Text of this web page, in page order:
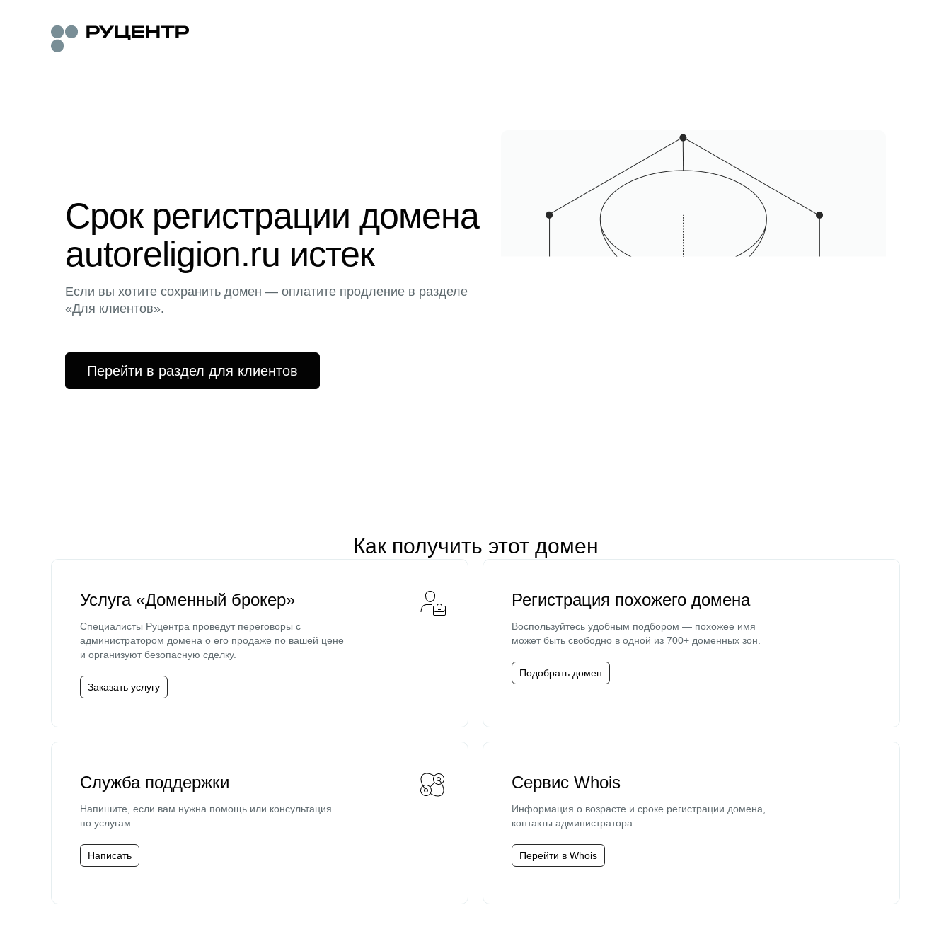
Срок регистрации домена
autoreligion.ru истек
Если вы хотите сохранить домен — оплатите продление в разделе
«Для клиентов».
Перейти в раздел для клиентов
Как получить этот домен
Услуга «Доменный брокер»
Специалисты Руцентра проведут переговоры с
администратором домена о его продаже по вашей цене
и организуют безопасную сделку.
Заказать услугу
Регистрация похожего домена
Воспользуйтесь удобным подбором — похожее имя
может быть свободно в одной из 700+ доменных зон.
Подобрать домен
Служба поддержки
Напишите, если вам нужна помощь или консультация
по услугам.
Написать
Сервис Whois
Информация о возрасте и сроке регистрации домена,
контакты администратора.
Перейти в Whois